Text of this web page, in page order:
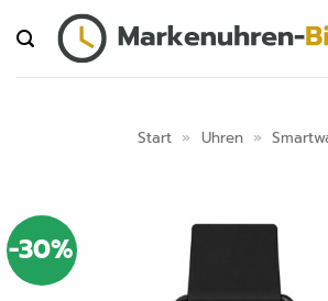
Inhalt
springen
Start » Uhren »
-30%